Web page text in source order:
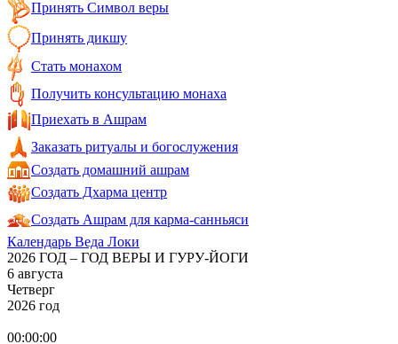
Принять Символ веры
Принять дикшу
Стать монахом
Получить консультацию монаха
Приехать в Ашрам
Заказать ритуалы и богослужения
Создать домашний ашрам
Создать Дхарма центр
Создать Ашрам для карма-санньяси
Календарь Веда Локи
2026 ГОД – ГОД ВЕРЫ И ГУРУ-ЙОГИ
6 августа
Четверг
2026 год
00:00:00